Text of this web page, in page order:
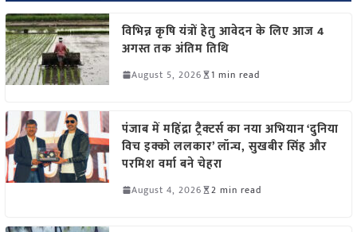
विभिन्न कृषि यंत्रों हेतु आवेदन के लिए आज 4
अगस्त तक अंतिम तिथि
August 5, 2026 1 min read
पंजाब में महिंद्रा ट्रैक्टर्स का नया अभियान ‘दुनिया
विच इक्को ललकार’ लॉन्च, सुखबीर सिंह और
परमिश वर्मा बने चेहरा
August 4, 2026 2 min read